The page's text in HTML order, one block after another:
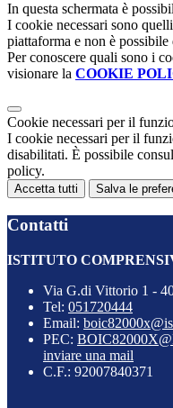
In questa schermata è
I cookie necessari sono
piattaforma e non è
Per conoscere quali sono i
visionare la COOKIE
Cookie necessari per il
I cookie necessari per il
disabilitati. È possibile
policy.
Accetta tutti Salva le
Contatti
ISTITUTO
Via G.di Vittorio 1 -
Tel: 051720444
Email:
PEC:
inviare una mail
C.F.: 92007840371